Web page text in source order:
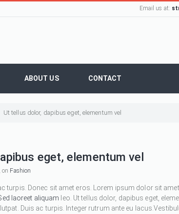
Email us at:
ABOUT US CONTACT
Ut tellus dolor, dapibus eget, elementum vel
eget, elementum vel
, on Fashion
turpis. Donec sit amet eros. Lorem ipsum dolor sit
laoreet aliquam leo. Ut tellus dolor, dapibus eget,
Duis ac turpis. Integer rutrum ante eu